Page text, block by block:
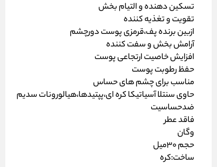
تسکین دهنده و التیام بخش
تقویت و تغذیه کننده
ازبین برنده پف،قرمزی پوست دورچشم
آرامش بخش و سفت کننده
افزایش خاصیت ارتجاعی پوست
حفظ رطوبت پوست
مناسب برای چشم های حساس
حاوی سنتلا آسیاتیکا کره ای،پپتیدها،هیالورونات سدیم
ضدحساسیت
فاقد عطر
وگان
حجم ۳۰میل
ساخت:کره